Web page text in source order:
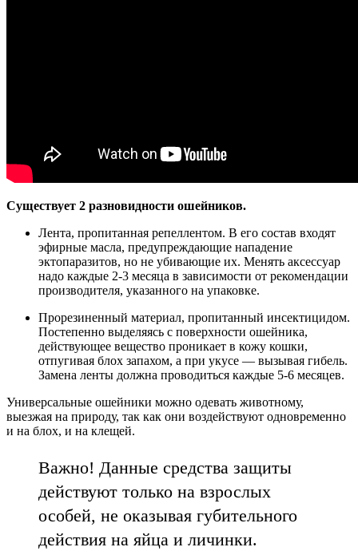
Существует 2 разновидности ошейников.
Лента, пропитанная репеллентом. В его состав входят
эфирные масла, предупреждающие нападение
эктопаразитов, но не убивающие их. Менять аксессуар
надо каждые 2-3 месяца в зависимости от рекомендации
производителя, указанного на упаковке.
Прорезиненный материал, пропитанный инсектицидом.
Постепенно выделяясь с поверхности ошейника,
действующее вещество проникает в кожу кошки,
отпугивая блох запахом, а при укусе — вызывая гибель.
Замена ленты должна проводиться каждые 5-6 месяцев.
Универсальные ошейники можно одевать животному,
выезжая на природу, так как они воздействуют одновременно
и на блох, и на клещей.
Важно! Данные средства защиты
действуют только на взрослых
особей, не оказывая губительного
действия на яйца и личинки.